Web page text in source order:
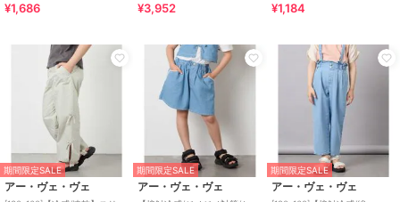
¥1,686
デニム
¥3,952 ¥1,184
期間限定SALE
アー・ヴェ・ヴェ
期間限定SALE
アー・ヴェ・ヴェ
期間限定SALE
アー・ヴェ・ヴェ